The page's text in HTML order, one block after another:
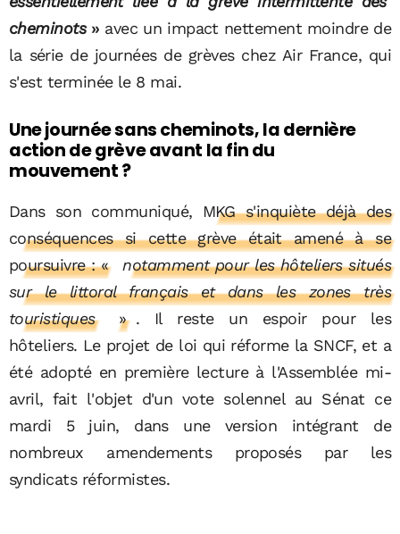
cheminots» avec un impact nettement moindre de
la série de journées de grèves chez Air France, qui
s'est terminée le 8 mai.
Une journée sans cheminots, la dernière
action de grève avant la fin du
mouvement ?
Dans son communiqué,
MKG s'inquiète déjà des
conséquences si cette grève était amené à se
poursuivre : «
notamment pour les hôteliers situés
sur le littoral français et dans les zones très
touristiques
» . Il reste un espoir pour les
hôteliers. Le projet de loi qui réforme la SNCF, et a
été adopté en première lecture à l'Assemblée mi-
avril, fait l'objet d'un vote solennel au Sénat ce
mardi 5 juin, dans une version intégrant de
nombreux amendements proposés par les
syndicats réformistes.